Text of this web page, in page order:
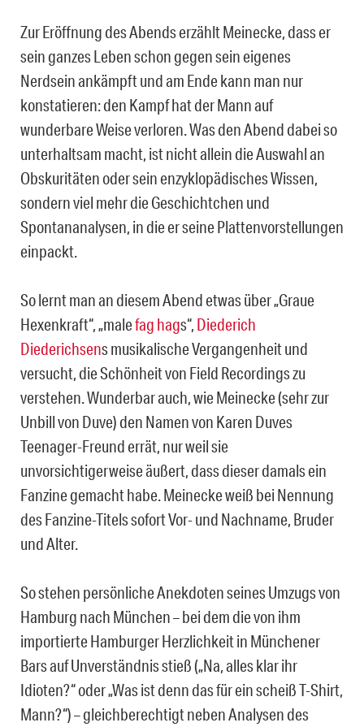
Zur Eröffnung des Abends erzählt Meinecke, dass er
sein ganzes Leben schon gegen sein eigenes
Nerdsein ankämpft und am Ende kann man nur
konstatieren: den Kampf hat der Mann auf
wunderbare Weise verloren. Was den Abend dabei so
unterhaltsam macht, ist nicht allein die Auswahl an
Obskuritäten oder sein enzyklopädisches Wissen,
sondern viel mehr die Geschichtchen und
Spontananalysen, in die er seine Plattenvorstellungen
einpackt.
So lernt man an diesem Abend etwas über „Graue
Hexenkraft“, „malefag hags“, Diederich
Diederichsens musikalische Vergangenheit und
versucht, die Schönheit von Field Recordings zu
verstehen. Wunderbar auch, wie Meinecke (sehr zur
Unbill von Duve) den Namen von Karen Duves
Teenager-Freund errät, nur weil sie
unvorsichtigerweise äußert, dass dieser damals ein
Fanzine gemacht habe. Meinecke weiß bei Nennung
des Fanzine-Titels sofort Vor- und Nachname, Bruder
und Alter.
So stehen persönliche Anekdoten seines Umzugs von
Hamburg nach München – bei dem die von ihm
importierte Hamburger Herzlichkeit in Münchener
Bars auf Unverständnis stieß („Na, alles klar ihr
Idioten?“ oder „Was ist denn das für ein scheiß T-Shirt,
Mann?“) – gleichberechtigt neben Analysen des